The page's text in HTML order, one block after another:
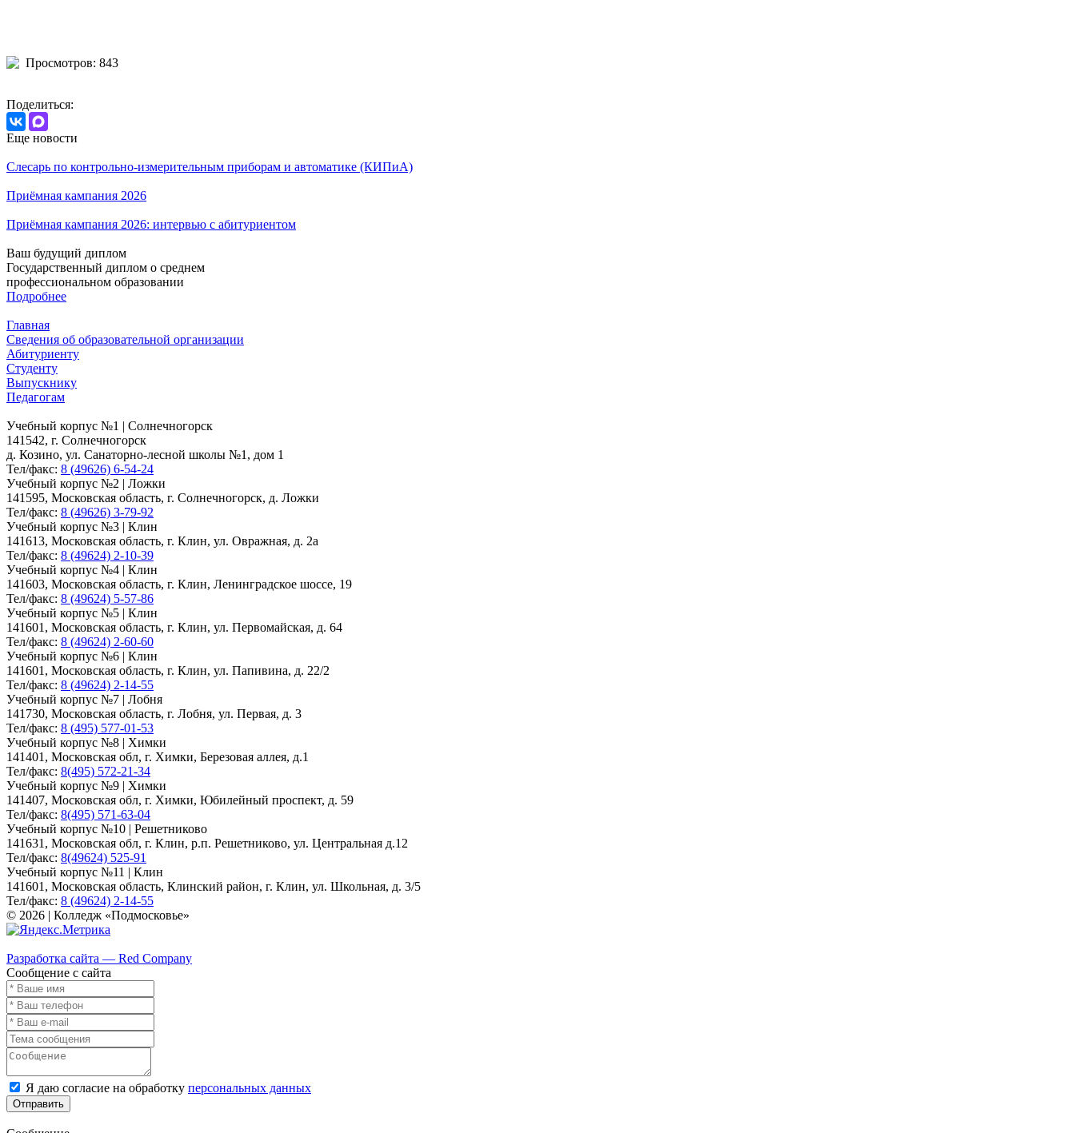
Просмотров: 843
Поделиться:
Еще новости
Слесарь по контрольно-измерительным приборам и автоматике (КИПиА)
Приёмная кампания 2026
Приёмная кампания 2026: интервью с абитуриентом
Ваш будущий диплом
Государственный диплом о среднем
профессиональном образовании
Подробнее
Главная
Сведения об образовательной организации
Абитуриенту
Студенту
Выпускнику
Педагогам
Учебный корпус №1 | Солнечногорск
141542, г. Солнечногорск
д. Козино, ул. Санаторно-лесной школы №1, дом 1
Тел/факс: 8 (49626) 6-54-24
Учебный корпус №2 | Ложки
141595, Московская область, г. Солнечногорск, д. Ложки
Тел/факс: 8 (49626) 3-79-92
Учебный корпус №3 | Клин
141613, Московская область, г. Клин, ул. Овражная, д. 2а
Тел/факс: 8 (49624) 2-10-39
Учебный корпус №4 | Клин
141603, Московская область, г. Клин, Ленинградское шоссе, 19
Тел/факс: 8 (49624) 5-57-86
Учебный корпус №5 | Клин
141601, Московская область, г. Клин, ул. Первомайская, д. 64
Тел/факс: 8 (49624) 2-60-60
Учебный корпус №6 | Клин
141601, Московская область, г. Клин, ул. Папивина, д. 22/2
Тел/факс: 8 (49624) 2-14-55
Учебный корпус №7 | Лобня
141730, Московская область, г. Лобня, ул. Первая, д. 3
Тел/факс: 8 (495) 577-01-53
Учебный корпус №8 | Химки
141401, Московская обл, г. Химки, Березовая аллея, д.1
Тел/факс: 8(495) 572-21-34
Учебный корпус №9 | Химки
141407, Московская обл, г. Химки, Юбилейный проспект, д. 59
Тел/факс: 8(495) 571-63-04
Учебный корпус №10 | Решетниково
141631, Московская обл, г. Клин, р.п. Решетниково, ул. Центральная д.12
Тел/факс: 8(49624) 525-91
Учебный корпус №11 | Клин
141601, Московская область, Клинский район, г. Клин, ул. Школьная, д. 3/5
Тел/факс: 8 (49624) 2-14-55
© 2026 | Колледж «Подмосковье»
Разработка сайта — Red Company
Сообщение с сайта
Я даю согласие на обработку персональных данных
Отправить